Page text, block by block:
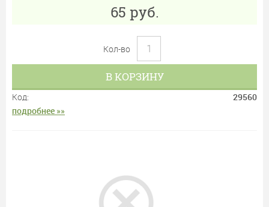
65 руб.
Кол-во
В КОРЗИНУ
Код:
29560
подробнее »»